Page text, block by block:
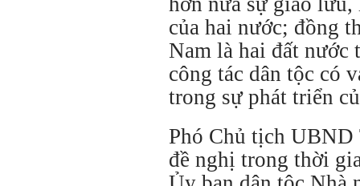
của hai nước; đồng
Nam là hai đất nước
công tác dân tộc có
trong sự phát triển
Phó Chủ tịch
đề nghị trong thời